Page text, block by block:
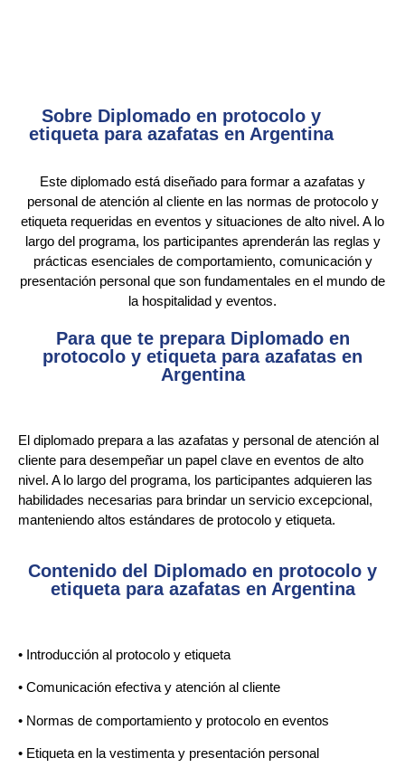
Sobre Diplomado en protocolo y
etiqueta para azafatas en Argentina
Este diplomado está diseñado para formar a azafatas y
personal de atención al cliente en las normas de protocolo y
etiqueta requeridas en eventos y situaciones de alto nivel. A lo
largo del programa, los participantes aprenderán las reglas y
prácticas esenciales de comportamiento, comunicación y
presentación personal que son fundamentales en el mundo de
la hospitalidad y eventos.
Para que te prepara Diplomado en
protocolo y etiqueta para azafatas en
Argentina
El diplomado prepara a las azafatas y personal de atención al
cliente para desempeñar un papel clave en eventos de alto
nivel. A lo largo del programa, los participantes adquieren las
habilidades necesarias para brindar un servicio excepcional,
manteniendo altos estándares de protocolo y etiqueta.
Contenido del Diplomado en protocolo y
etiqueta para azafatas en Argentina
• Introducción al protocolo y etiqueta
• Comunicación efectiva y atención al cliente
• Normas de comportamiento y protocolo en eventos
• Etiqueta en la vestimenta y presentación personal